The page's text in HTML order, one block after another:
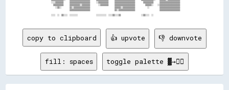
copy to clipboard 👍 upvote 👎 downvote
fill: spaces toggle palette ▓→✊🏽